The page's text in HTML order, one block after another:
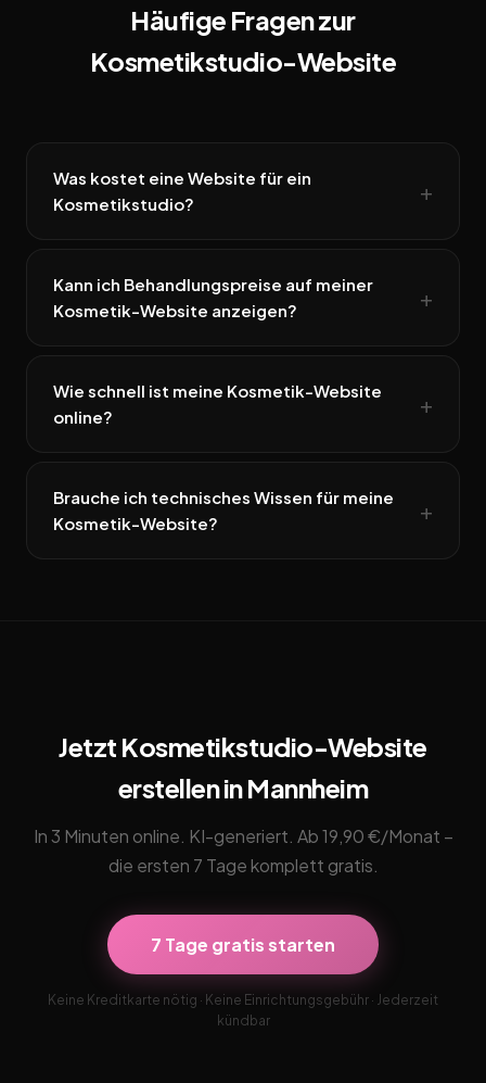
Häufige Fragen zur
Kosmetikstudio-Website
Was kostet eine Website für ein
Kosmetikstudio?
Kann ich Behandlungspreise auf meiner
Kosmetik-Website anzeigen?
Wie schnell ist meine Kosmetik-Website
online?
Brauche ich technisches Wissen für meine
Kosmetik-Website?
Jetzt Kosmetikstudio-Website
erstellen in Mannheim
In 3 Minuten online. KI-generiert. Ab 19,90 €/Monat –
die ersten 7 Tage komplett gratis.
7 Tage gratis starten
Keine Kreditkarte nötig · Keine Einrichtungsgebühr · Jederzeit
kündbar